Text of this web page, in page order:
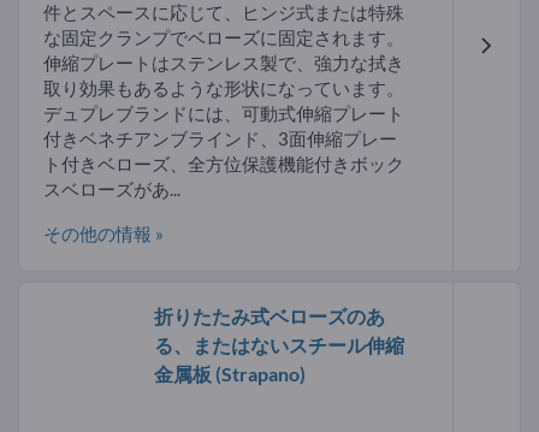
件とスペースに応じて、ヒンジ式または特殊
な固定クランプでベローズに固定されます。
伸縮プレートはステンレス製で、強力な拭き
取り効果もあるような形状になっています。
デュプレブランドには、可動式伸縮プレート
付きベネチアンブラインド、3面伸縮プレー
ト付きベローズ、全方位保護機能付きボック
スベローズがあ...
その他の情報 »
折りたたみ式ベローズのあ
る、またはないスチール伸縮
金属板 (Strapano)